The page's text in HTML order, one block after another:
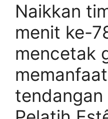
Naikkan
menit ke-
mencetak
tendangan